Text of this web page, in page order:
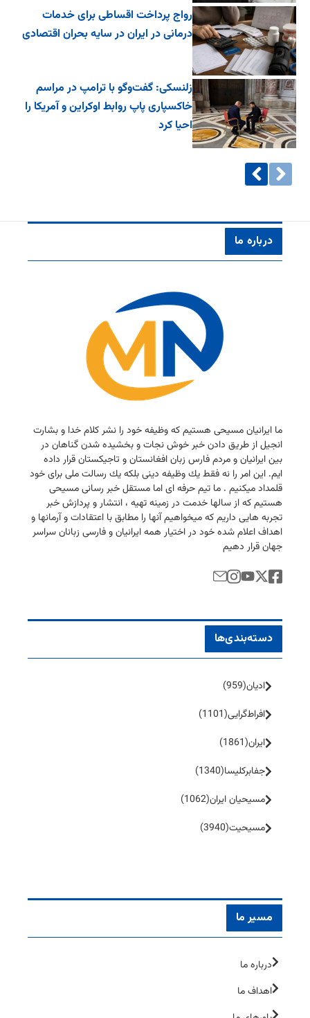
رواج پرداخت اقساطی برای خدمات
درمانی در ایران در سایه بحران اقتصادی
زلنسکی: گفت‌وگو با ترامپ در مراسم
خاکسپاری پاپ روابط اوکراین و آمریکا را
احیا کرد
درباره ما
ما ایرانیان مسیحی هستیم كه وظیفه خود را نشر كلام خدا و بشارت
انجیل از طریق دادن خبر خوش نجات و بخشیده شدن گناهان در
بین ایرانیان و مردم فارس زبان افغانستان و تاجیكستان قرار داده
ایم. این امر را نه فقط یك وظیفه دینی بلكه یك رسالت ملی برای خود
قلمداد میكنیم . ما تیم حرفه ای اما مستقل خبر رسانی مسیحی
هستیم كه از سالها خدمت در زمینه تهیه ، انتشار و پردازش خبر
تجربه هایی داریم كه میخواهیم آنها را مطابق با اعتقادات و آرمانها و
اهداف اعلام شده خود در اختیار همه ایرانیان و فارسی زبانان سراسر
جهان قرار دهیم
دسته‌بندی‌ها
ادیان(959)
افراط‌گرایی(1101)
ایران(1861)
جفا‌بر‌کلیسا(1340)
مسیحیان ایران(1062)
مسیحیت(3940)
مسیر ما
درباره ما
اهداف ما